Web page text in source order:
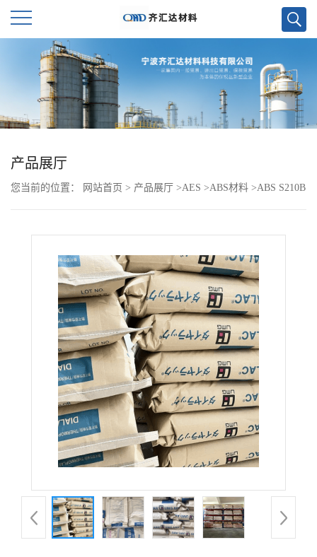
首
页
公
品
产品展厅
您当前的位置： 网站首页 > 产品展厅 >AES >ABS材料 >ABS S210B